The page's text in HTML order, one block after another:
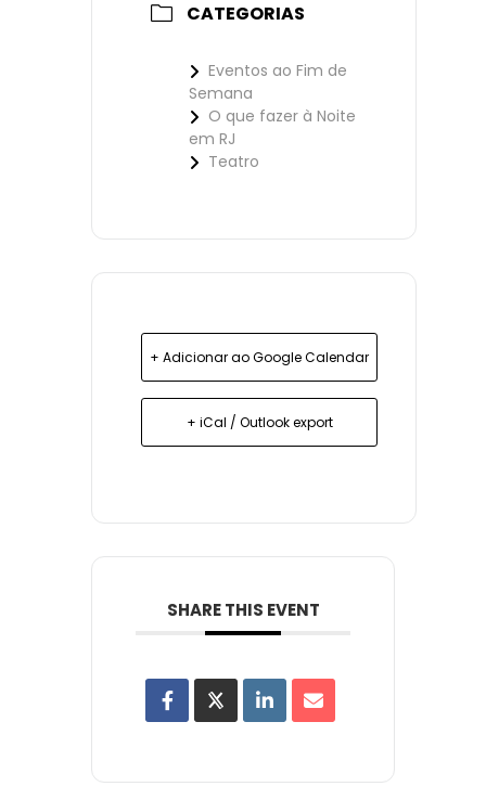
CATEGORIAS
Eventos ao Fim de
Semana
O que fazer à Noite
em RJ
Teatro
+ Adicionar ao Google Calendar
+ iCal / Outlook export
SHARE THIS EVENT